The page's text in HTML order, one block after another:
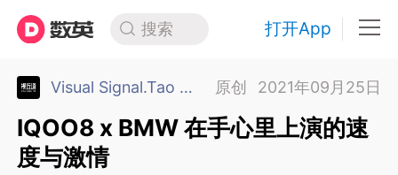
搜索 打开App
Visual Signal.Tao 视丘道 北京 原创 2021年09月25日
IQOO8 x BMW 在手心里上演的速
度与激情